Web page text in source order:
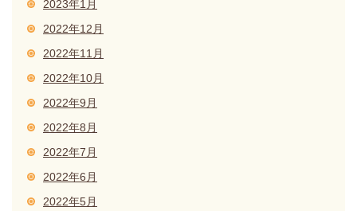
2023年1月
2022年12月
2022年11月
2022年10月
2022年9月
2022年8月
2022年7月
2022年6月
2022年5月